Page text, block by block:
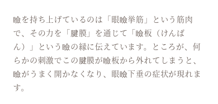
瞼を持ち上げているのは「眼瞼挙筋」という筋肉
で、その力を「腱膜」を通じて「瞼板（けんば
ん）」という瞼の縁に伝えています。ところが、何
らかの刺激でこの腱膜が瞼板から外れてしまうと、
瞼がうまく開かなくなり、眼瞼下垂の症状が現れま
す。